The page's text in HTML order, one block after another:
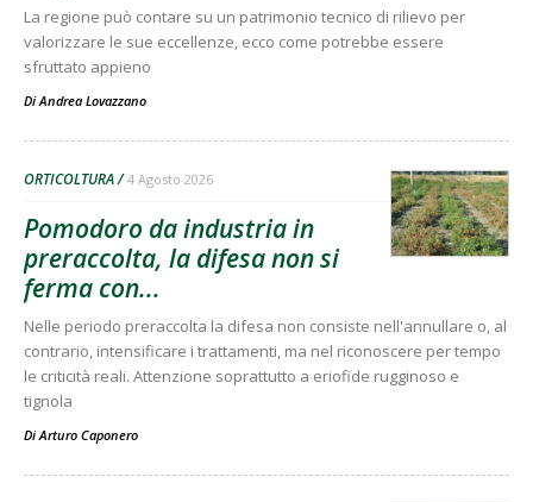
La regione può contare su un patrimonio tecnico di rilievo per
valorizzare le sue eccellenze, ecco come potrebbe essere
sfruttato appieno
DiAndrea Lovazzano
ORTICOLTURA 4 Agosto 2026
Pomodoro da industria in
preraccolta, la difesa non si
ferma con...
Nelle periodo preraccolta la difesa non consiste nell'annullare o, al
contrario, intensificare i trattamenti, ma nel riconoscere per tempo
le criticità reali. Attenzione soprattutto a eriofide rugginoso e
tignola
DiArturo Caponero